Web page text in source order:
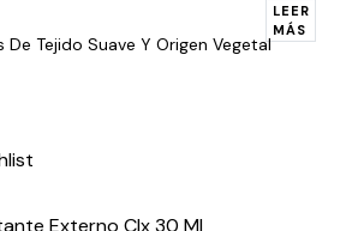
LEER
MÁS
Tejido Suave Y Origen Vegetal